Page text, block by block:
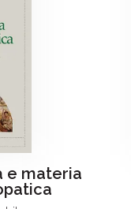
e materia